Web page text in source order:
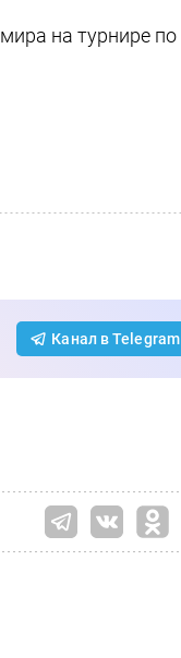
мира на турнире по
Канал в Telegram